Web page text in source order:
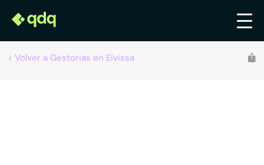
Volver a Gestorias en Eivissa